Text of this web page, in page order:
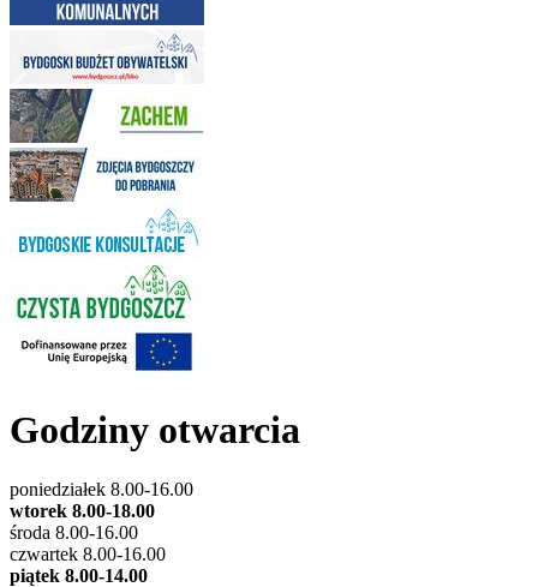
Godziny otwarcia
poniedziałek 8.00-16.00
wtorek 8.00-18.00
środa 8.00-16.00
czwartek 8.00-16.00
piątek 8.00-14.00